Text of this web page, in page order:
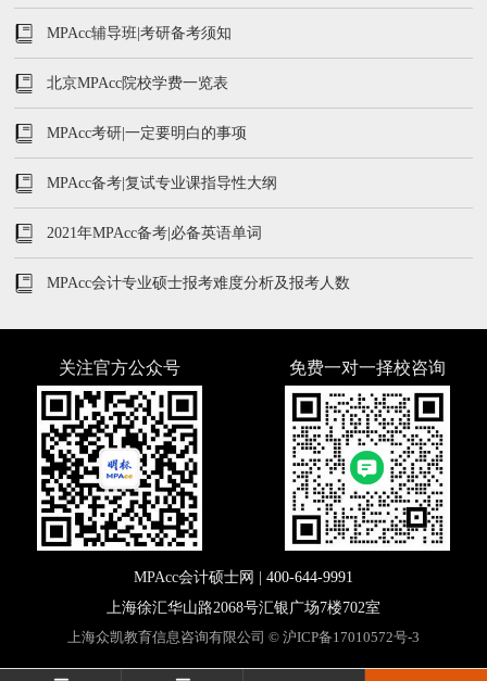
MPAcc辅导班|考研备考须知
北京MPAcc院校学费一览表
MPAcc考研|一定要明白的事项
MPAcc备考|复试专业课指导性大纲
2021年MPAcc备考|必备英语单词
MPAcc会计专业硕士报考难度分析及报考人数
关注官方公众号 免费一对一择校咨询
MPAcc会计硕士网 | 400-644-9991
上海徐汇华山路2068号汇银广场7楼702室
上海众凯教育信息咨询有限公司 © 沪ICP备17010572号-3